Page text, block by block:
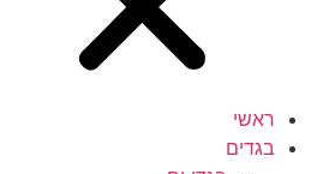
ראשי
בגדים